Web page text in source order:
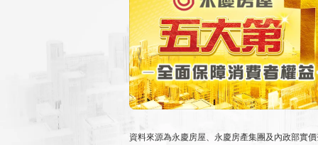
資料來源為永慶房屋、永慶房產集團及內政部實